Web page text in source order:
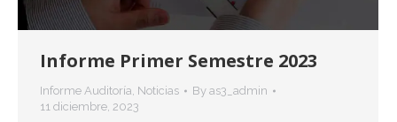
Informe Primer Semestre 2023
Informe Auditoría, Noticias By as3_admin
11 diciembre, 2023